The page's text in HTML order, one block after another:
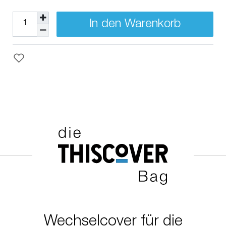
In den Warenkorb
Wechselcover für die